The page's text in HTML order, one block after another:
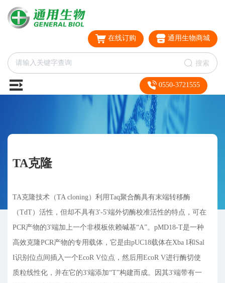
在线订购 通用生物商城
搜索
0550-3721555
TA克隆
TA克隆技术（TA cloning）利用Taq聚合酶具有末端转移酶
（TdT）活性，但却不具有3'-5'端外切酶校准活性的特点，可在
PCR产物的3'端加上一个非模板依赖碱基“A”。pMD18-T是一种
高效克隆PCR产物的专用载体，它是由pUC18载体在Xba I和Sal
I识别位点间插入一个EcoR V位点，然后用EcoR V进行酶切使
质粒线性化，并在它的3'端添加“T”构建而成。因其3'端带有一